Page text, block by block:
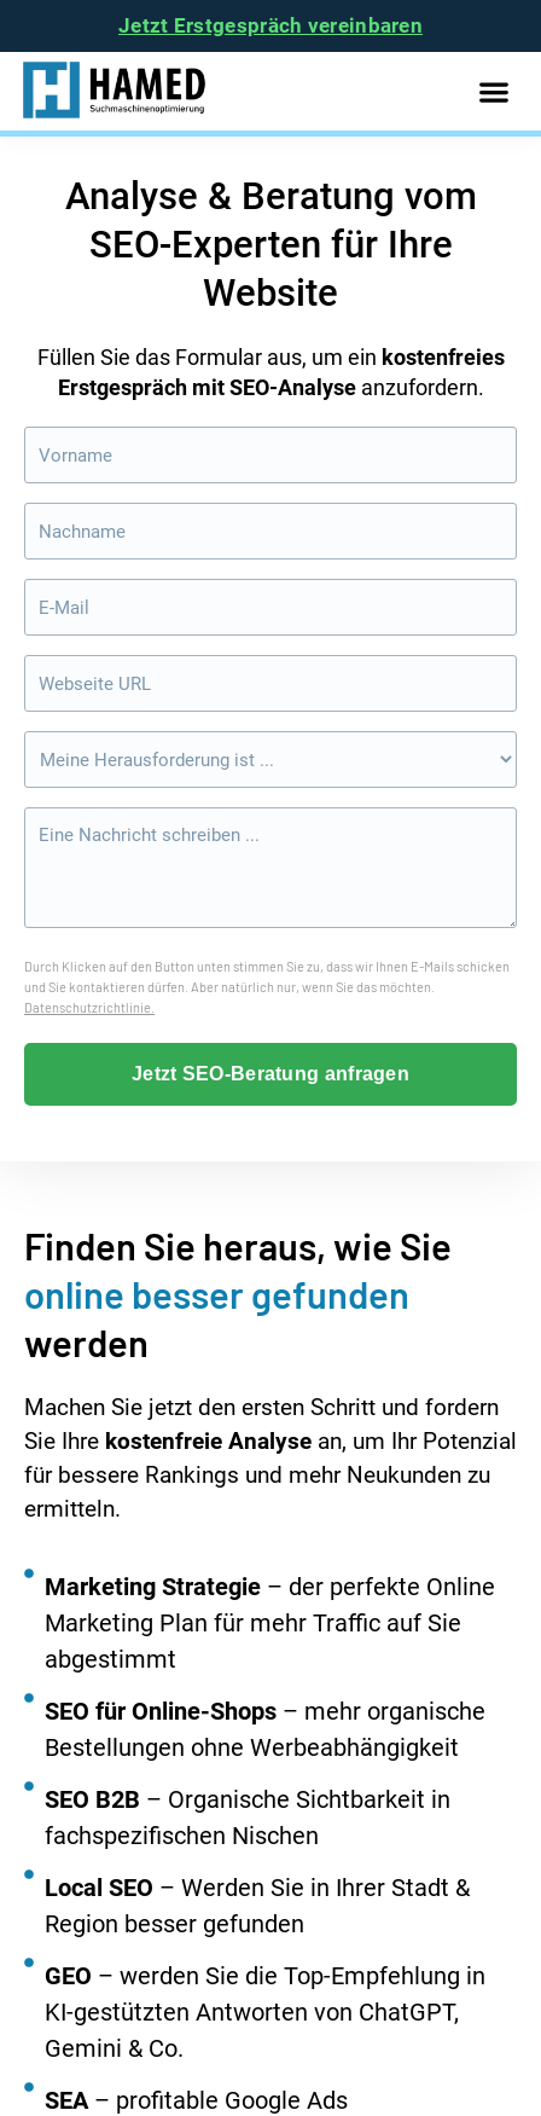
Jetzt Erstgespräch vereinbaren
Analyse & Beratung vom
SEO-Experten für Ihre
Website
Füllen Sie das Formular aus, um ein kostenfreies
Erstgespräch mit SEO-Analyseanzufordern.
Durch Klicken auf den Button unten stimmen Sie zu, dass wir Ihnen E-Mails schicken
und Sie kontaktieren dürfen. Aber natürlich nur, wenn Sie das möchten.
Datenschutzrichtlinie.
Finden Sie heraus, wie Sie
online besser gefunden
werden
Machen Sie jetzt den ersten Schritt und fordern
Sie Ihre kostenfreie Analyse an, um Ihr Potenzial
für bessere Rankings und mehr Neukunden zu
ermitteln.
Marketing Strategie – der perfekte Online
Marketing Plan für mehr Traffic auf Sie
abgestimmt
SEO für Online-Shops – mehr organische
Bestellungen ohne Werbeabhängigkeit
SEO B2B – Organische Sichtbarkeit in
fachspezifischen Nischen
Local SEO – Werden Sie in Ihrer Stadt &
Region besser gefunden
GEO – werden Sie die Top-Empfehlung in
KI-gestützten Antworten von ChatGPT,
Gemini & Co.
SEA – profitable Google Ads